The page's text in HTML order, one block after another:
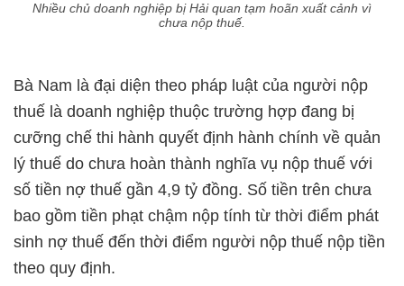
Nhiều chủ doanh nghiệp bị Hải quan tạm hoãn xuất cảnh vì
chưa nộp thuế.
Bà Nam là đại diện theo pháp luật của người nộp
thuế là doanh nghiệp thuộc trường hợp đang bị
cưỡng chế thi hành quyết định hành chính về quản
lý thuế do chưa hoàn thành nghĩa vụ nộp thuế với
số tiền nợ thuế gần 4,9 tỷ đồng. Số tiền trên chưa
bao gồm tiền phạt chậm nộp tính từ thời điểm phát
sinh nợ thuế đến thời điểm người nộp thuế nộp tiền
theo quy định.